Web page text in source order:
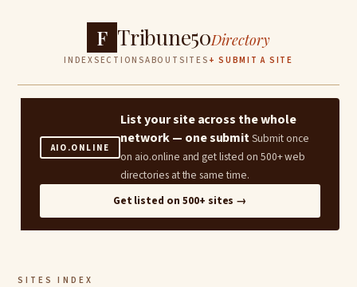
F Tribune50Directory
INDEXSECTIONSABOUT SITES + SUBMIT A SITE
AIO.ONLINE
List your site across the whole
network — one submitSubmit once
on aio.online and get listed on 500+ web
directories at the same time.
Get listed on 500+ sites →
SITES INDEX